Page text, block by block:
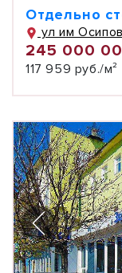
Отдельно
ул им
245 000
117 959 руб./м²